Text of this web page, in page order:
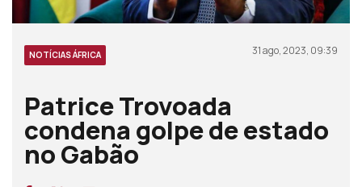
NOTÍCIAS ÁFRICA 31 ago, 2023, 09:39
Patrice Trovoada
condena golpe de estado
no Gabão